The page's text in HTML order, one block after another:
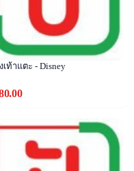
เท้าแตะ - Disney